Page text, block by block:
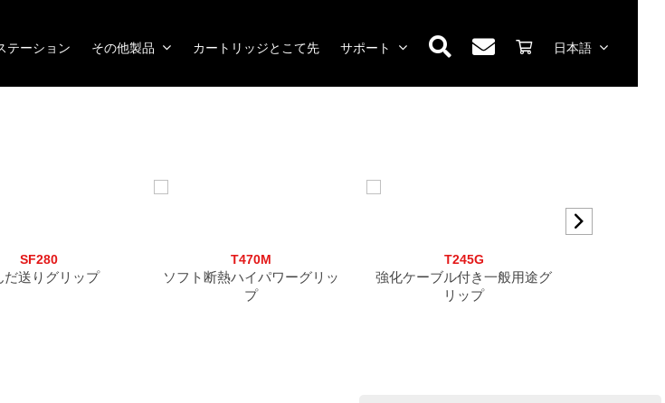
テーション その他製品 カートリッジとこて先 サポート 日本語
SF280
だ送りグリップ
T470M
ソフト断熱ハイパワーグリッ
プ
T245G
強化ケーブル付き一般用途グ
リップ